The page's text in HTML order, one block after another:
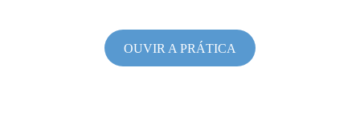
OUVIR A PRÁTICA